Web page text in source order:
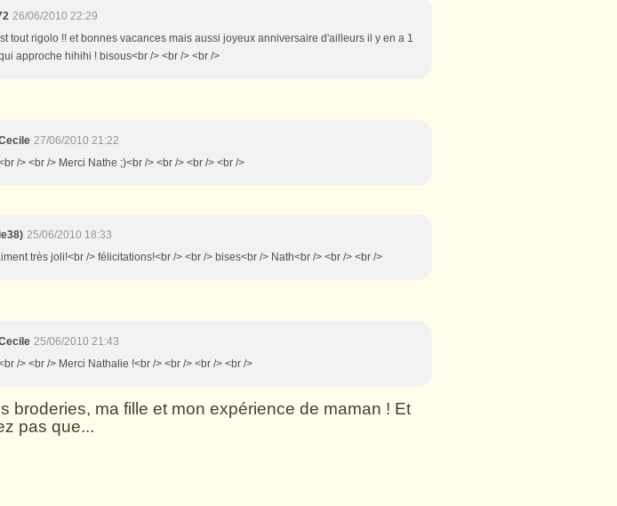
26/06/2010 22:29
tout rigolo !! et bonnes vacances mais aussi joyeux anniversaire d'ailleurs il y en a 1
approche hihihi ! bisous<br /> <br /> <br />
27/06/2010 21:22
/> <br /> Merci Nathe ;)<br /> <br /> <br /> <br />
25/06/2010 18:33
très joli!<br /> félicitations!<br /> <br /> bises<br /> Nath<br /> <br /> <br />
25/06/2010 21:43
/> <br /> Merci Nathalie !<br /> <br /> <br /> <br />
broderies, ma fille et mon expérience de maman ! Et
pas que...